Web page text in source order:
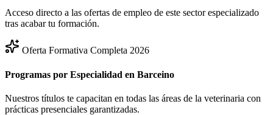
Acceso directo a las ofertas de empleo de este sector especializado
tras acabar tu formación.
Oferta Formativa Completa 2026
Programas por Especialidad en Barceino
Nuestros títulos te capacitan en todas las áreas de la veterinaria con
prácticas presenciales garantizadas.